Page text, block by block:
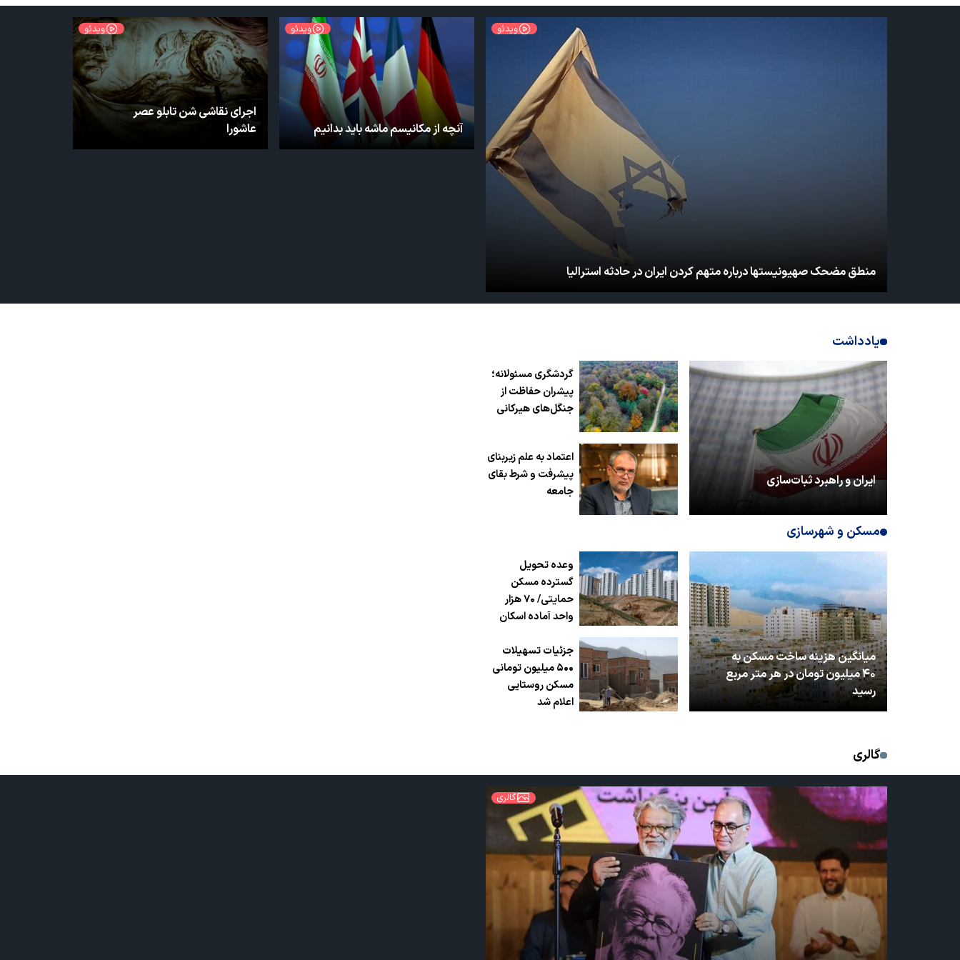
منطق مضحک صهیونیستها درباره متهم کردن ایران در حادثه استرالیا
ویدئو
آنچه از مکانیسم ماشه باید بدانیم
ویدئو
اجرای نقاشی شن تابلو عصر
عاشورا
ویدئو
یادداشت
ایران و راهبرد ثبات‌سازی
گردشگری مسئولانه؛
پیشران حفاظت از
جنگل‌های هیرکانی
اعتماد به علم زیربنای
پیشرفت و شرط بقای
جامعه
مسکن و شهرسازی
میانگین هزینه ساخت مسکن به
۴۰ میلیون تومان در هر متر مربع
رسید
وعده تحویل
گسترده مسکن
حمایتی/ ۷۰ هزار
واحد آماده اسکان
جزئیات تسهیلات
۵۰۰ میلیون تومانی
مسکن روستایی
اعلام شد
گالری
گالری